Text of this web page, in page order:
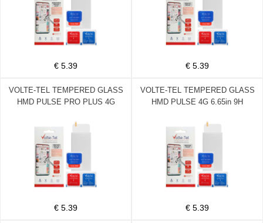
€ 5.39 € 5.39
VOLTE-TEL TEMPERED GLASS
HMD PULSE PRO PLUS 4G
GLUE
€ 5.39
VOLTE-TEL TEMPERED GLASS
HMD PULSE 4G 6.65in 9H
€ 5.39